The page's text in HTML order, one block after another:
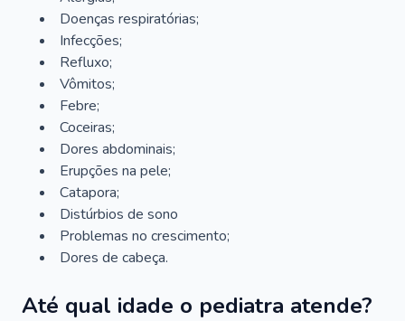
Doenças respiratórias;
Infecções;
Refluxo;
Vômitos;
Febre;
Coceiras;
Dores abdominais;
Erupções na pele;
Catapora;
Distúrbios de sono
Problemas no crescimento;
Dores de cabeça.
Até qual idade o pediatra atende?